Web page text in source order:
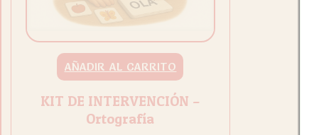
AÑADIR AL CARRITO
KIT DE INTERVENCIÓN –
Ortografía